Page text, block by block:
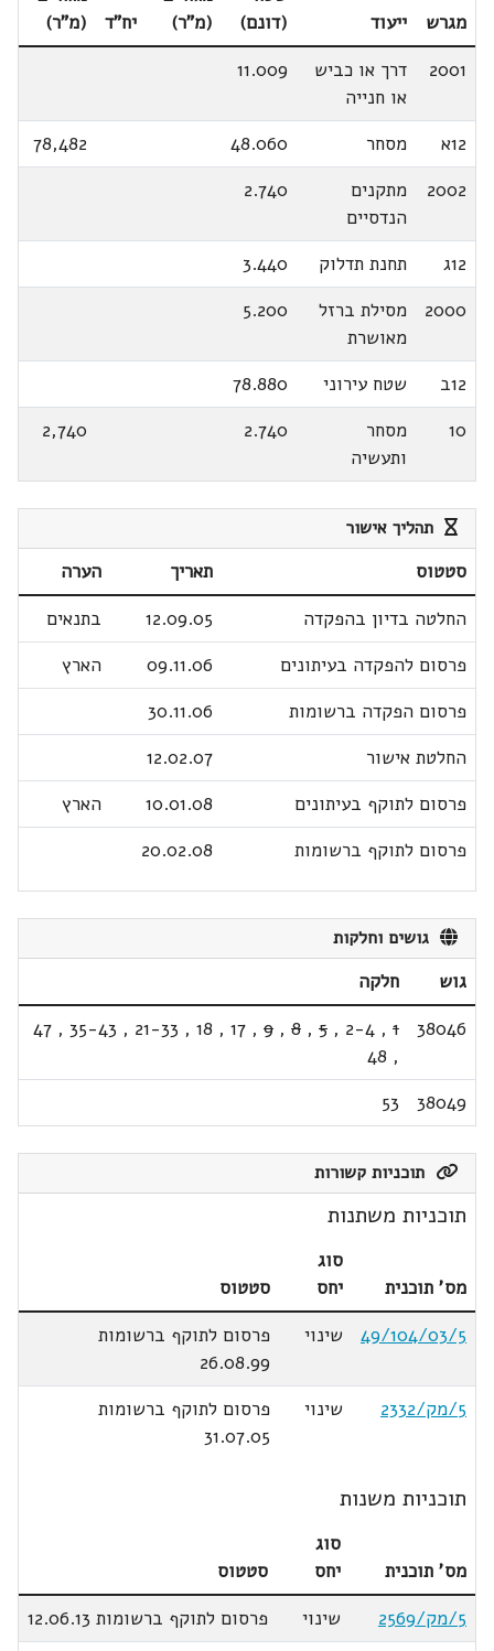
מגרש ייעוד
(דונם)
(מ"ר)
יח"ד
(מ"ר)
2001
דרך או כביש
או חנייה
11.009
12א מסחר 48.060
78,482
2002
מתקנים
הנדסיים
2.740
12ג תחנת תדלוק
3.440
2000
מסילת ברזל
מאושרת
5.200
12ב שטח עירוני
78.880
10
מסחר
ותעשיה
2.740
2,740
תהליך אישור
סטטוס תאריך
הערה
החלטה בדיון בהפקדה
12.09.05
בתנאים
פרסום להפקדה בעיתונים
09.11.06
הארץ
פרסום הפקדה ברשומות
30.11.06
החלטת אישור
12.02.07
פרסום לתוקף בעיתונים
10.01.08
הארץ
פרסום לתוקף ברשומות
20.02.08
גושים וחלקות
גוש
חלקה
38046
1
,
2-4
,
5
,
8
,
9
,
17
,
18
,
21-33
,
35-43
,
47
,
48
38049
53
תוכניות קשורות
תוכניות משתנות
מס' תוכנית
סוג
יחס
סטטוס
49/104/03/5
שינוי
פרסום לתוקף ברשומות
26.08.99
5/מק/2332
שינוי
פרסום לתוקף ברשומות
31.07.05
תוכניות משנות
מס' תוכנית
סוג
יחס
סטטוס
5/מק/2569
שינוי
פרסום לתוקף ברשומות 12.06.13